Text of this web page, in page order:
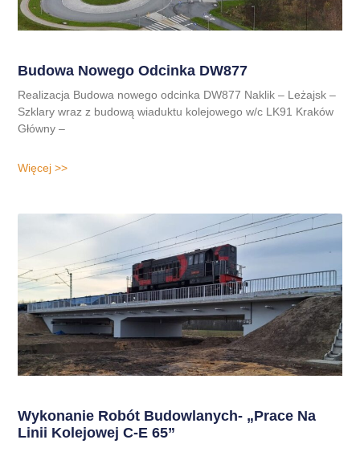
Budowa Nowego Odcinka DW877
Realizacja Budowa nowego odcinka DW877 Naklik – Leżajsk –
Szklary wraz z budową wiaduktu kolejowego w/c LK91 Kraków
Główny –
Więcej >>
Wykonanie Robót Budowlanych- „Prace Na
Linii Kolejowej C-E 65”